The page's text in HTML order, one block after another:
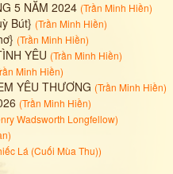
5 NĂM 2024 (Trần Minh Hiền)
Bút} (Trần Minh Hiền)
(Trần Minh Hiền)
YÊU (Trần Minh Hiền)
Minh Hiền)
YÊU THƯƠNG (Trần Minh Hiền)
(Trần Minh Hiền)
Wadsworth Longfellow)
)
Lá (Cuối Mùa Thu))